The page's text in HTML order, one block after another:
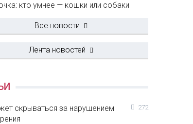
кто умнее — кошки или собаки
Все новости
Лента новостей
скрываться за нарушением
272